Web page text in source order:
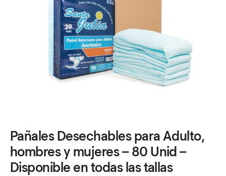
Pañales Desechables para Adulto,
hombres y mujeres – 80 Unid –
Disponible en todas las tallas